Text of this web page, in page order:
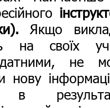
Якщо
на своїх
не
нову
в